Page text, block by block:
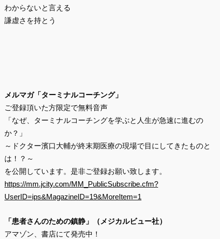
わからないと言える
謙虚さを持とう
メルマガ「ターミナルコーチング」
ご登録頂いた方限定で無料音声
「なぜ、ターミナルコーチングを学ぶと人生が急速に進むの
か？」
～ドクター濱口大輔が終末期医療の現場で目にしてきたものと
は！？～
を公開しています。是非ご登録お願い致します。
https://mm.jcity.com/MM_PublicSubscribe.cfm?
UserID=ips&MagazineID=19&MoreItem=1
「患者さんのための鎮静」（メジカルビュー社）
アマゾン、書店にて発売中！